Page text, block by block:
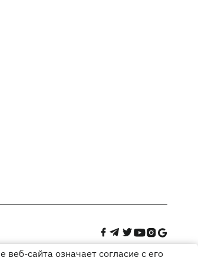
сайта означает согласие с его